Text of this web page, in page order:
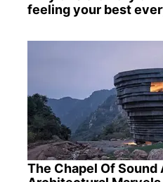
feeling your best
The Chapel Of